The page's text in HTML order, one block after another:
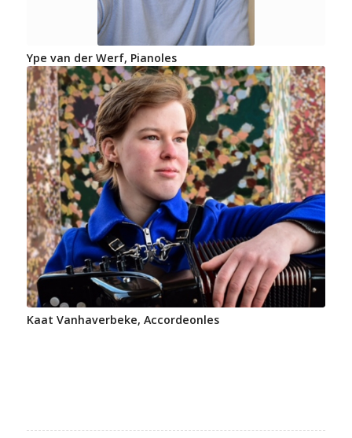
Ype van der Werf, Pianoles
Kaat Vanhaverbeke, Accordeonles